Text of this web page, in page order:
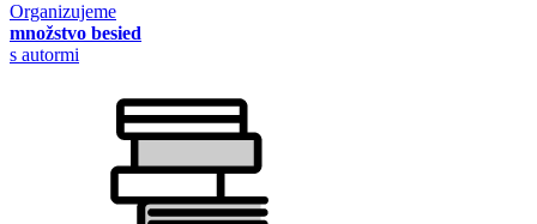
Organizujeme
množstvo besied
s autormi